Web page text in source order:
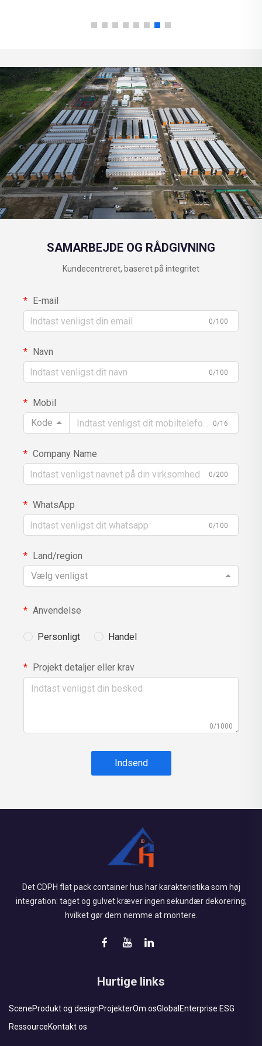
SAMARBEJDE OG RÅDGIVNING
Kundecentreret, baseret på integritet
E-mail
0/100
Navn
0/100
Mobil
Kode
0/16
Company Name
0/200
WhatsApp
0/100
Land/region
Vælg venligst
Anvendelse
Personligt Handel
Projekt detaljer eller krav
0/1000
Indsend
Det CDPH flat pack container hus har karakteristika som høj
integration: taget og gulvet kræver ingen sekundær dekorering;
hvilket gør dem nemme at montere.
Hurtige links
SceneProdukt og designProjekterOm osGlobal Enterprise ESG
RessourceKontakt os